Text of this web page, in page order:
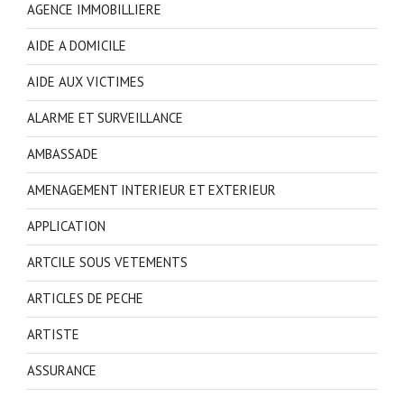
AGENCE IMMOBILLIERE
AIDE A DOMICILE
AIDE AUX VICTIMES
ALARME ET SURVEILLANCE
AMBASSADE
AMENAGEMENT INTERIEUR ET EXTERIEUR
APPLICATION
ARTCILE SOUS VETEMENTS
ARTICLES DE PECHE
ARTISTE
ASSURANCE